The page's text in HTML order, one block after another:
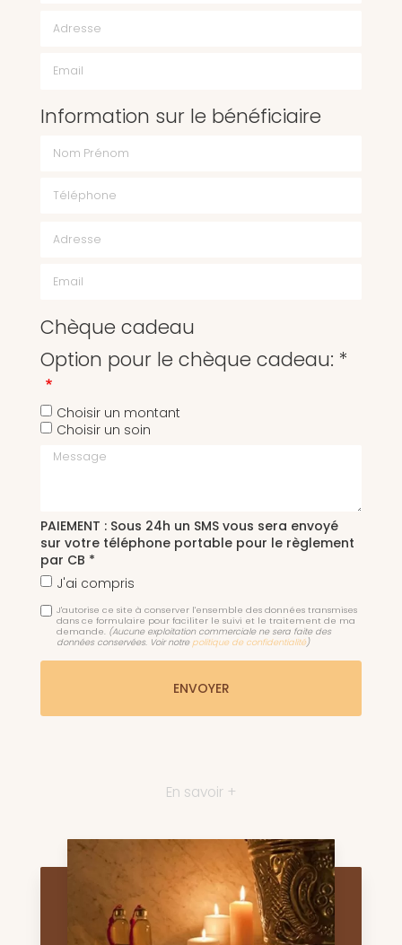
Information sur le bénéficiaire
Chèque cadeau
Option pour le chèque cadeau: *
Choisir un montant
Choisir un soin
Message
PAIEMENT : Sous 24h un SMS vous sera envoyé
sur votre téléphone portable pour le règlement
par CB *
J'ai compris
J'autorise ce site à conserver l'ensemble des données transmises
dans ce formulaire pour faciliter le suivi et le traitement de ma
demande. (Aucune exploitation commerciale ne sera faite des
données conservées. Voir notre politique de confidentialité)
En savoir +